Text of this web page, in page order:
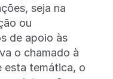
seja na
ou
de apoio às
o chamado à
esta temática, o